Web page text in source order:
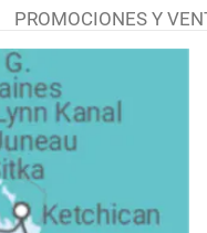
PROMOCIONES Y